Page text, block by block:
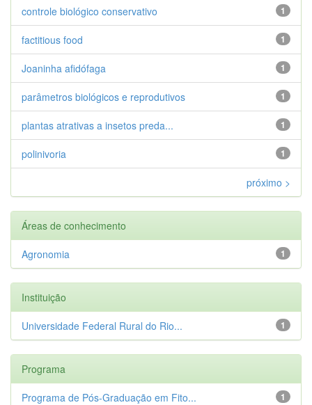
1
controle biológico conservativo
1
factitious food
1
Joaninha afidófaga
1
parâmetros biológicos e reprodutivos
1
plantas atrativas a insetos preda...
1
polinivoria
próximo >
Áreas de conhecimento
1
Agronomia
Instituição
1
Universidade Federal Rural do Rio...
Programa
1
Programa de Pós-Graduação em Fito...